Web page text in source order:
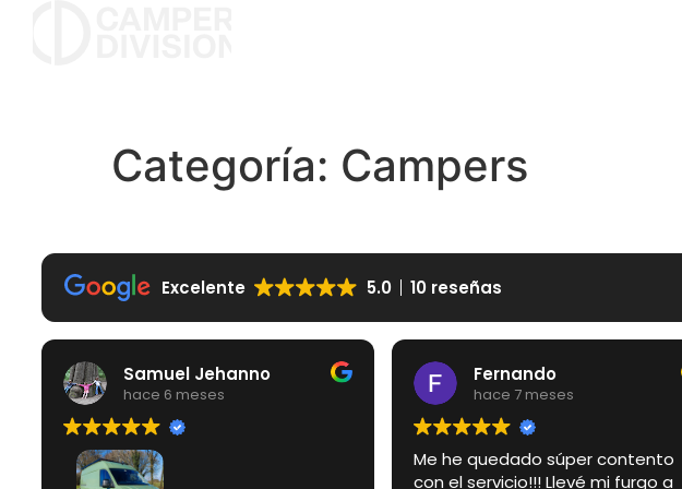
Categoría: Campers
Excelente 5.0 10 reseñas
Samuel Jehanno
hace 6 meses
Fernando
hace 7 meses
Me he quedado súper contento
con el servicio!!! Llevé mi furgo a